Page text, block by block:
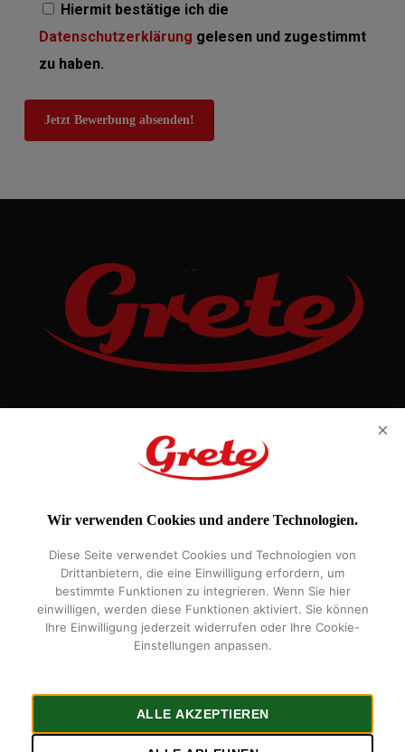
Hiermit bestätige ich die
Datenschutzerklärung gelesen und zugestimmt
zu haben.
Handelsregister: HRB 207595
Vertretungsberechtigte Geschäftsführer: Iljaz Leba
Über UnsKontakt
5 Sterne BäckereiVereinssponsoring
Gretes Kundenkarte
Wir verwenden Cookies und andere Technologien.
Diese Seite verwendet Cookies und Technologien von
Drittanbietern, die eine Einwilligung erfordern, um
bestimmte Funktionen zu integrieren. Wenn Sie hier
einwilligen, werden diese Funktionen aktiviert. Sie können
Ihre Einwilligung jederzeit widerrufen oder Ihre Cookie-
Einstellungen anpassen.
ALLE AKZEPTIEREN
×